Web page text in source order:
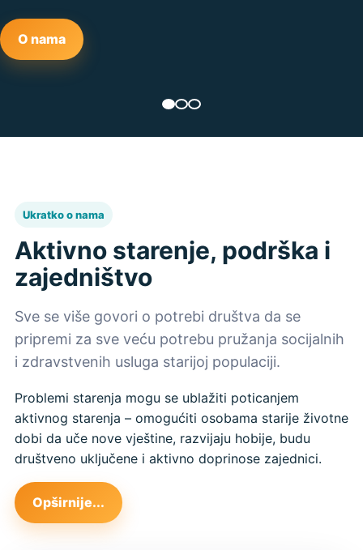
O nama
Ukratko o nama
Aktivno starenje, podrška i
zajedništvo
Sve se više govori o potrebi društva da se
pripremi za sve veću potrebu pružanja socijalnih
i zdravstvenih usluga starijoj populaciji.
Problemi starenja mogu se ublažiti poticanjem
aktivnog starenja – omogućiti osobama starije životne
dobi da uče nove vještine, razvijaju hobije, budu
društveno uključene i aktivno doprinose zajednici.
Opširnije...